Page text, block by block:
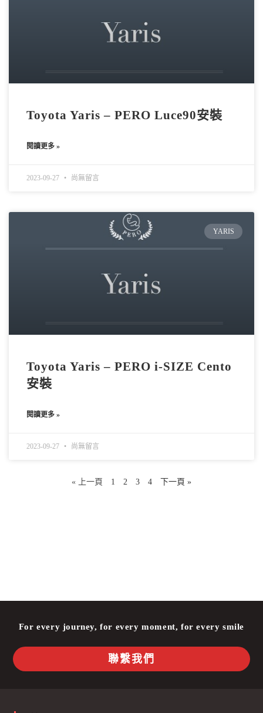
Toyota Yaris – PERO Luce90安裝
閱讀更多 »
2023-09-27 尚無留言
YARIS
Toyota Yaris – PERO i-SIZE Cento
安裝
閱讀更多 »
2023-09-27 尚無留言
« 上一頁 1 2 3 4 下一頁 »
For every journey, for every moment, for every smile
聯繫我們